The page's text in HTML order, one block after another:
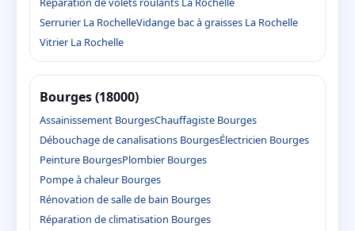
Serrurier La RochelleVidange bac à graisses La Rochelle
Vitrier La Rochelle
Bourges (18000)
Assainissement BourgesChauffagiste Bourges
Débouchage de canalisations BourgesÉlectricien Bourges
Peinture BourgesPlombier Bourges
Pompe à chaleur Bourges
Rénovation de salle de bain Bourges
Réparation de climatisation Bourges